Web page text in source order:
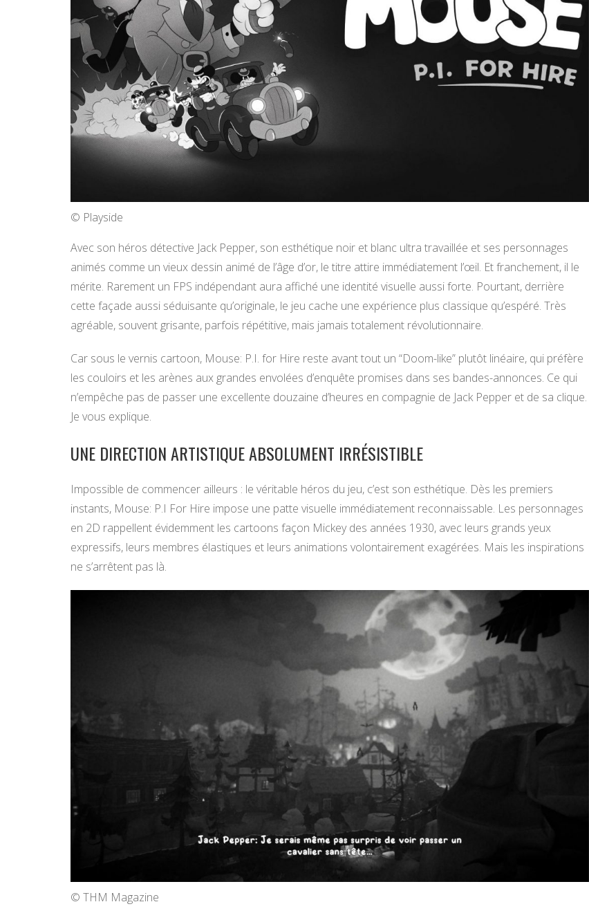
© Playside
Avec son héros détective Jack Pepper, son esthétique noir et blanc ultra travaillée et ses personnages
animés comme un vieux dessin animé de l’âge d’or, le titre attire immédiatement l’œil. Et franchement, il le
mérite. Rarement un FPS indépendant aura affiché une identité visuelle aussi forte. Pourtant, derrière
cette façade aussi séduisante qu’originale, le jeu cache une expérience plus classique qu’espéré. Très
agréable, souvent grisante, parfois répétitive, mais jamais totalement révolutionnaire.
Car sous le vernis cartoon, Mouse: P.I. for Hire reste avant tout un “Doom-like” plutôt linéaire, qui préfère
les couloirs et les arènes aux grandes envolées d’enquête promises dans ses bandes-annonces. Ce qui
n’empêche pas de passer une excellente douzaine d’heures en compagnie de Jack Pepper et de sa clique.
Je vous explique.
UNE DIRECTION ARTISTIQUE ABSOLUMENT IRRÉSISTIBLE
Impossible de commencer ailleurs : le véritable héros du jeu, c’est son esthétique. Dès les premiers
instants, Mouse: P.I For Hire impose une patte visuelle immédiatement reconnaissable. Les personnages
en 2D rappellent évidemment les cartoons façon Mickey des années 1930, avec leurs grands yeux
expressifs, leurs membres élastiques et leurs animations volontairement exagérées. Mais les inspirations
ne s’arrêtent pas là.
© THM Magazine